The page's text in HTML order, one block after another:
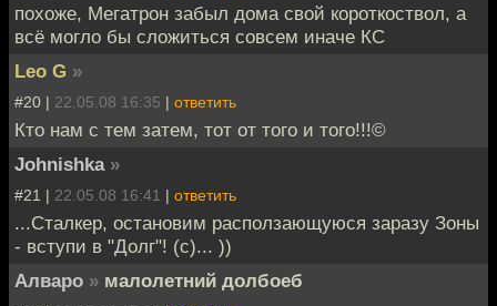
похоже, Мегатрон забыл дома свой короткоствол, а
всё могло бы сложиться совсем иначе КС
Leo G »
#20 | 22.05.08 16:35 | ответить
Кто нам с тем затем, тот от того и того!!!©
Johnishka »
#21 | 22.05.08 16:41 | ответить
...Сталкер, остановим расползающуюся заразу Зоны
- вступи в "Долг"! (с)... ))
Алваро » малолетний долбоеб